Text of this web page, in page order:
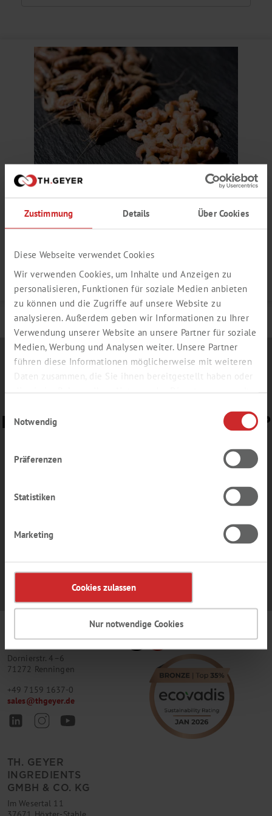
Zustimmung Details Über Cookies
Diese Webseite verwendet Cookies
Wir verwenden Cookies, um Inhalte und Anzeigen zu
personalisieren, Funktionen für soziale Medien anbieten
zu können und die Zugriffe auf unsere Website zu
analysieren. Außerdem geben wir Informationen zu Ihrer
Verwendung unserer Website an unsere Partner für soziale
Medien, Werbung und Analysen weiter. Unsere Partner
führen diese Informationen möglicherweise mit weiteren
Daten zusammen, die Sie ihnen bereitgestellt haben oder
die sie im Rahmen Ihrer Nutzung der Dienste gesammelt
Notwendig
Präferenzen
Statistiken
Marketing
Cookies zulassen
Nur notwendige Cookies
SCHALENTIER AROMA TYP KRABBE
Produktnummer:
BEREIT FÜR UNSERE E-NEWS ?
Aktionsangeboten oder Einladungen zu
GMBH & CO. KG
Dornierstr. 4–6
71272 Renningen
+49 7159 1637-0
sales@thgeyer.de
TH. GEYER
INGREDIENTS
GMBH & CO. KG
Im Wesertal 11